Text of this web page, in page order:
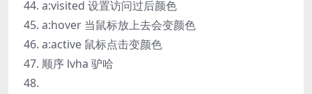
a:visited 设置访问过后颜色
a:hover 当鼠标放上去会变颜色
a:active 鼠标点击变颜色
顺序 lvha 驴哈